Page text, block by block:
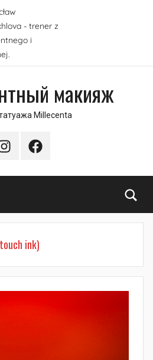
- trener z
i
макияж
Millecenta
Facebook
ink)